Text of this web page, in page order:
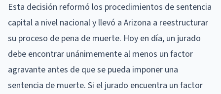
Esta decisión reformó los procedimientos de sentencia
capital a nivel nacional y llevó a Arizona a reestructurar
su proceso de pena de muerte. Hoy en día, un jurado
debe encontrar unánimemente al menos un factor
agravante antes de que se pueda imponer una
sentencia de muerte. Si el jurado encuentra un factor